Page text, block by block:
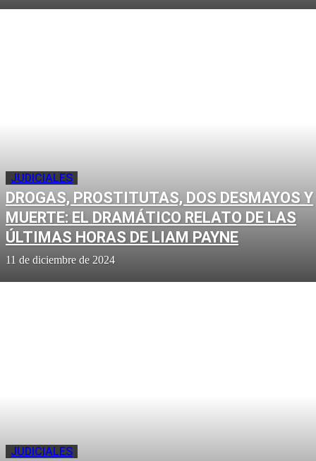
JUDICIALES
DROGAS, PROSTITUTAS, DOS DESMAYOS Y
MUERTE: EL DRAMÁTICO RELATO DE LAS
ÚLTIMAS HORAS DE LIAM PAYNE
11 de diciembre de 2024
JUDICIALES